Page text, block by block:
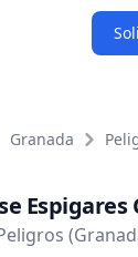
Granada
Espigares